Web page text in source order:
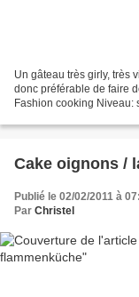
Un gâteau très girly, très
donc préférable de faire
Fashion cooking
Cake oignons /
Publié le 02/02/2011 à
Par Christel